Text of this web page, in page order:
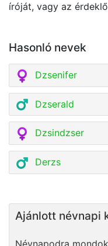
íróját, vagy az
Hasonló nevek
Dzsenifer
Dzserald
Dzsindzser
Derzs
Ajánlott névnapi
Névnapodra